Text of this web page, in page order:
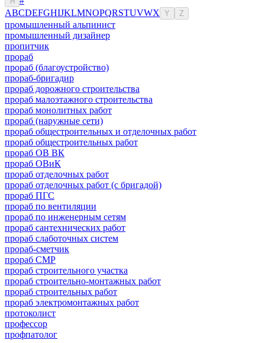
ABCDEFGHIJKLMNOPQRSTUVWX Y Z
промышленный альпинист
промышленный дизайнер
пропитчик
прораб
прораб (благоустройство)
прораб-бригадир
прораб дорожного строительства
прораб малоэтажного строительства
прораб монолитных работ
прораб (наружные сети)
прораб общестроительных и отделочных работ
прораб общестроительных работ
прораб ОВ ВК
прораб ОВиК
прораб отделочных работ
прораб отделочных работ (с бригадой)
прораб ПГС
прораб по вентиляции
прораб по инженерным сетям
прораб сантехнических работ
прораб слаботочных систем
прораб-сметчик
прораб СМР
прораб строительного участка
прораб строительно-монтажных работ
прораб строительных работ
прораб электромонтажных работ
протоколист
профессор
профпатолог